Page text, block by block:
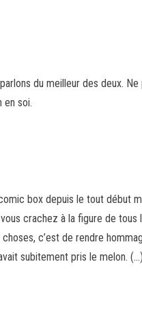
du meilleur des deux.
en soi.
box depuis le tout début
crachez à la figure de
c’est de rendre
subitement pris le melon. (…)